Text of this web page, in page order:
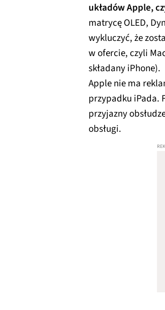
układów Apple,
matrycę OLED,
wykluczyć, że
w ofercie, czyli
składany iPhone).
Apple nie ma
przypadku iPada.
przyjazny
obsługi.